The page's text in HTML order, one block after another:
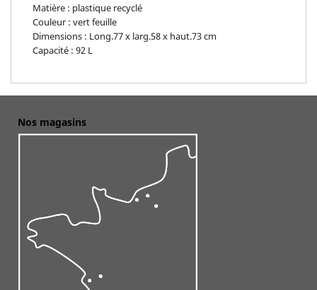
Matière : plastique recyclé
Couleur : vert feuille
Dimensions : Long.77 x larg.58 x haut.73 cm
Capacité : 92 L
Nos magasins